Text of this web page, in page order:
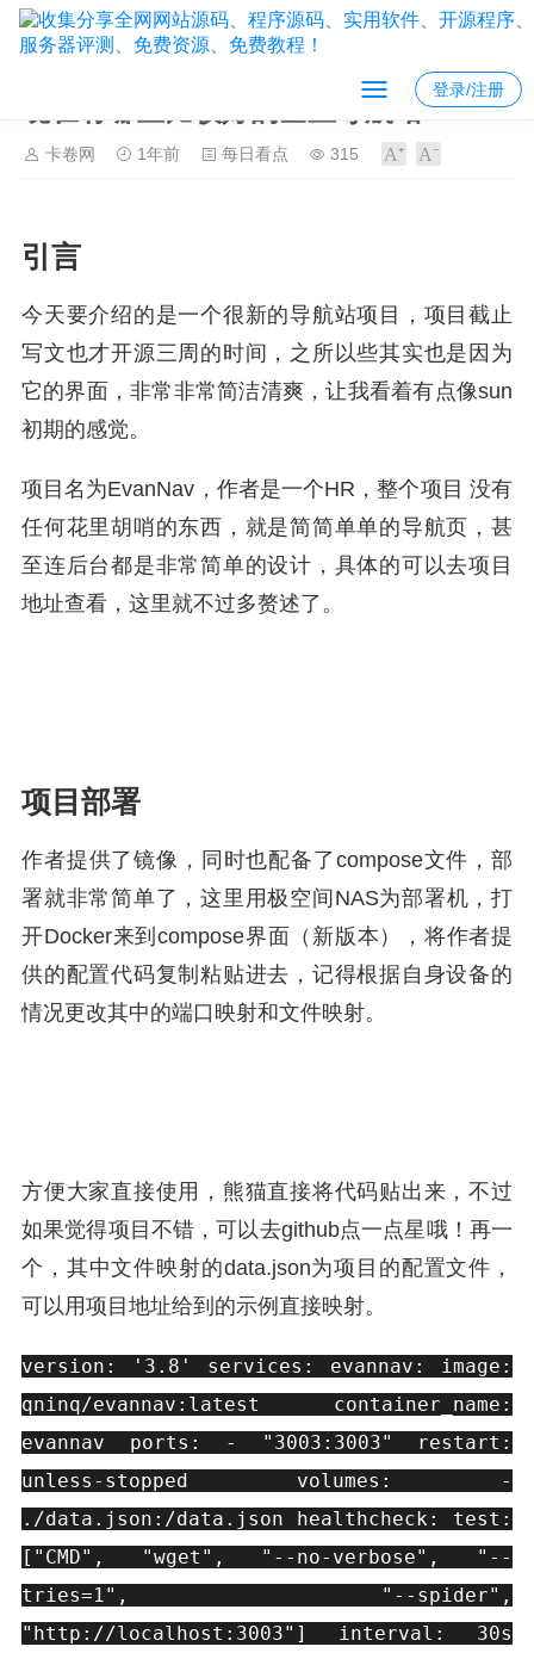
登录/注册
现在有哪些比较好的垂直导航站？
卡卷网 1年前 每日看点 315
引言
今天要介绍的是一个很新的导航站项目，项目截止
写文也才开源三周的时间，之所以些其实也是因为
它的界面，非常非常简洁清爽，让我看着有点像sun
初期的感觉。
项目名为EvanNav，作者是一个HR，整个项目 没有
任何花里胡哨的东西，就是简简单单的导航页，甚
至连后台都是非常简单的设计，具体的可以去项目
地址查看，这里就不过多赘述了。
项目部署
作者提供了镜像，同时也配备了compose文件，部
署就非常简单了，这里用极空间NAS为部署机，打
开Docker来到compose界面（新版本），将作者提
供的配置代码复制粘贴进去，记得根据自身设备的
情况更改其中的端口映射和文件映射。
方便大家直接使用，熊猫直接将代码贴出来，不过
如果觉得项目不错，可以去github点一点星哦！再一
个，其中文件映射的data.json为项目的配置文件，
可以用项目地址给到的示例直接映射。
version: '3.8' services: evannav: image:
qninq/evannav:latest container_name:
evannav ports: - "3003:3003" restart:
unless-stopped volumes: -
./data.json:/data.json healthcheck: test:
["CMD", "wget", "--no-verbose", "--
tries=1", "--spider",
"http://localhost:3003"] interval: 30s